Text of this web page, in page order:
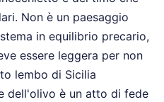
Non è un paesaggio
in equilibrio precario,
essere leggera per non
lembo di Sicilia
dell'olivo è un atto di fede